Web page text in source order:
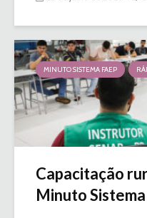
MINUTO SISTEMA FAEP
Capacitação
Minuto